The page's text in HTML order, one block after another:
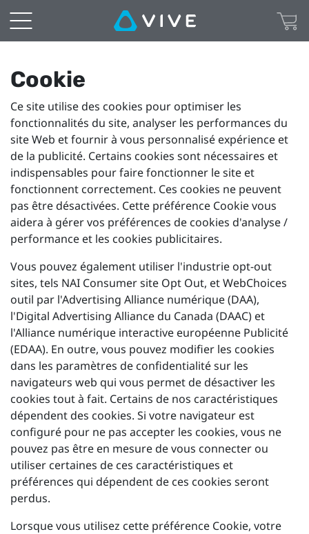
Cookie
Preferences
VIVE
Canada
Français
Cookie
Ce site utilise des cookies pour optimiser les
fonctionnalités du site, analyser les performances du
site Web et fournir à vous personnalisé expérience et
de la publicité. Certains cookies sont nécessaires et
indispensables pour faire fonctionner le site et
fonctionnent correctement. Ces cookies ne peuvent
pas être désactivées. Cette préférence Cookie vous
aidera à gérer vos préférences de cookies d'analyse /
performance et les cookies publicitaires.
Vous pouvez également utiliser l'industrie opt-out
sites, tels NAI Consumer site Opt Out, et WebChoices
outil par l'Advertising Alliance numérique (DAA),
l'Digital Advertising Alliance du Canada (DAAC) et
l'Alliance numérique interactive européenne Publicité
(EDAA). En outre, vous pouvez modifier les cookies
dans les paramètres de confidentialité sur les
navigateurs web qui vous permet de désactiver les
cookies tout à fait. Certains de nos caractéristiques
dépendent des cookies. Si votre navigateur est
configuré pour ne pas accepter les cookies, vous ne
pouvez pas être en mesure de vous connecter ou
utiliser certaines de ces caractéristiques et
préférences qui dépendent de ces cookies seront
perdus.
Lorsque vous utilisez cette préférence Cookie, votre